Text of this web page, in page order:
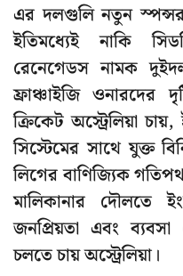
এর দলগুলি নতুন
ইতিমধ্যেই নাকি
রেনেগেডস নামক
ফ্রাঞ্চাইজি
ক্রিকেট অস্ট্রেলিয়া
সিস্টেমের সাথে যুক্ত
লিগের বাণিজ্যিক
মালিকানার দৌলতে
জনপ্রিয়তা এবং
চলতে চায় অস্ট্রেলিয়া।